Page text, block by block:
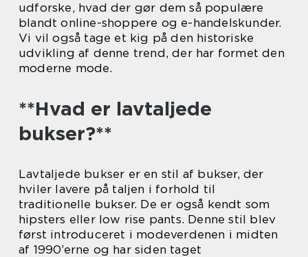
udforske, hvad der gør dem så populære
blandt online-shoppere og e-handelskunder.
Vi vil også tage et kig på den historiske
udvikling af denne trend, der har formet den
moderne mode.
**Hvad er lavtaljede
bukser?**
Lavtaljede bukser er en stil af bukser, der
hviler lavere på taljen i forhold til
traditionelle bukser. De er også kendt som
hipsters eller low rise pants. Denne stil blev
først introduceret i modeverdenen i midten
af 1990’erne og har siden taget